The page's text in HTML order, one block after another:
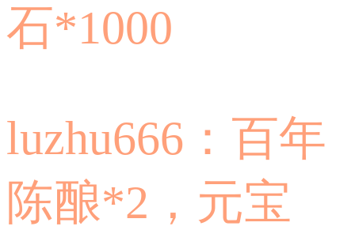
石*1000
luzhu666：百年
陈酿*2，元宝